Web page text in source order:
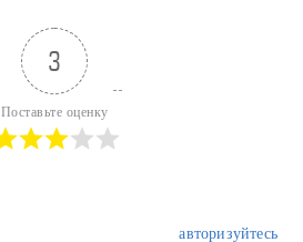
3
Поставьте оценку
авторизуйтесь